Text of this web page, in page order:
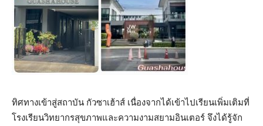
ทิศทางเข้าสู่สถาบัน กัวซาเฮ้าส์ เนื่องจากได้เข้าไปเรียนเพิ่มเติมที่
โรงเรียนวิทยากรสุขภาพและความงามสยามอินเตอร์ จึงได้รู้จัก